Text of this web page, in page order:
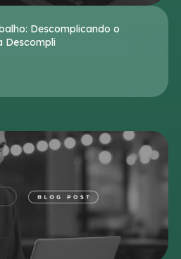
Descomplicando o
Descompli